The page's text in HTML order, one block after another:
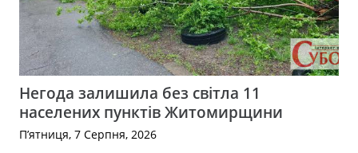
Негода залишила без світла 11
населених пунктів Житомирщини
П’ятниця, 7 Серпня, 2026